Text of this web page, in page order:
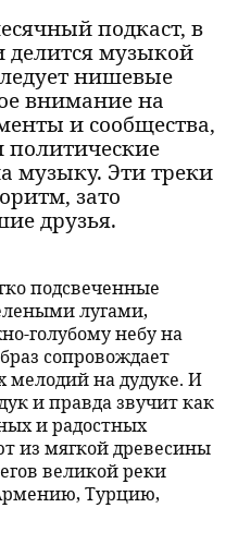
подкаст, в
делится музыкой
нишевые
внимание на
и сообщества,
политические
музыку. Эти треки
зато
друзья.
подсвеченные
лугами,
голубому небу на
сопровождает
мелодий на дудуке. И
и правда звучит как
и радостных
из мягкой древесины
великой реки
Турцию,